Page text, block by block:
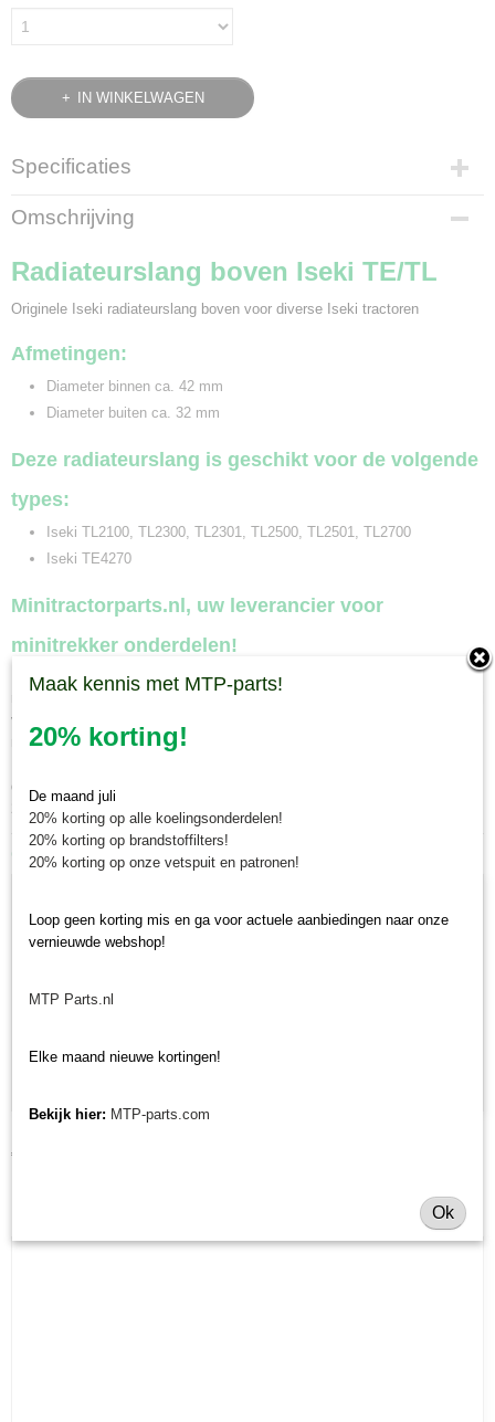
IN WINKELWAGEN
Specificaties
Bruto gewicht
0,20 Kg
Omschrijving
Radiateurslang boven Iseki TE/TL
Originele Iseki radiateurslang boven voor diverse Iseki tractoren
Afmetingen:
Diameter binnen ca. 42 mm
Diameter buiten ca. 32 mm
Deze radiateurslang is geschikt voor de volgende
types:
Iseki TL2100, TL2300, TL2301, TL2500, TL2501, TL2700
Iseki TE4270
Minitractorparts.nl, uw leverancier voor
minitrekker onderdelen!
Minitractorparts heeft een groot assortiment onderdelen op het gebied van
minitractoren, miditractoren, compacttractoren en aanbouwwerktuigen. Wij
verkopen deze onderdelen met als specialisme de Japanse
minitractormerken Yanmar, Iseki, Kubota en Shibaura.
deze radiateurslang boven, voor uw
2500, TL 2501, TL 2700,
Iseki TE 4270.
Ook interessant
€ 90,87
Maak kennis met MTP-parts!
20% korting!
De maand juli
20% korting op alle koelingsonderdelen!
20% korting op brandstoffilters!
20% korting op onze vetspuit en patronen!
Loop geen korting mis en ga voor actuele aanbiedingen naar onze
vernieuwde webshop!
MTP Parts.nl
Elke maand nieuwe kortingen!
Bekijk hier: MTP-parts.com
Ok